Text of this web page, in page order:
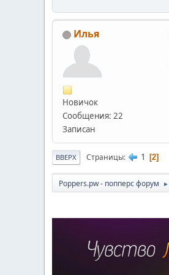
Илья
Новичок
Сообщения: 22
Записан
ВВЕРХ Страницы 1 2
Poppers.pw - попперс форум ►